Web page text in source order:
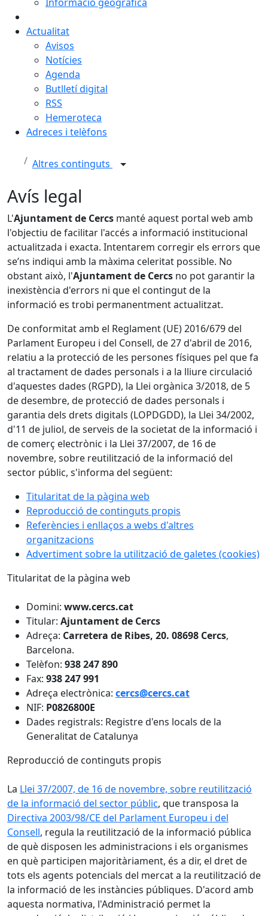
Actualitat
Avisos
Notícies
Agenda
Butlletí digital
RSS
Hemeroteca
Adreces i telèfons
Altres continguts
Avís legal
L'Ajuntament de Cercs manté aquest portal web amb
l'objectiu de facilitar l'accés a informació institucional
actualitzada i exacta. Intentarem corregir els errors que
se’ns indiqui amb la màxima celeritat possible. No
obstant això, l'Ajuntament de Cercs no pot garantir la
inexistència d'errors ni que el contingut de la
informació es trobi permanentment actualitzat.
De conformitat amb el Reglament (UE) 2016/679 del
Parlament Europeu i del Consell, de 27 d'abril de 2016,
relatiu a la protecció de les persones físiques pel que fa
al tractament de dades personals i a la lliure circulació
d'aquestes dades (RGPD), la Llei orgànica 3/2018, de 5
de desembre, de protecció de dades personals i
garantia dels drets digitals (LOPDGDD), la Llei 34/2002,
d'11 de juliol, de serveis de la societat de la informació i
de comerç electrònic i la Llei 37/2007, de 16 de
novembre, sobre reutilització de la informació del
sector públic, s'informa del següent:
Titularitat de la pàgina web
Reproducció de continguts propis
Referències i enllaços a webs d'altres
organitzacions
Advertiment sobre la utilització de galetes (cookies)
Titularitat de la pàgina web
Domini: www.cercs.cat
Titular: Ajuntament de Cercs
Adreça: Carretera de Ribes, 20. 08698 Cercs,
Barcelona.
Telèfon: 938 247 890
Fax: 938 247 991
Adreça electrònica: cercs@cercs.cat
NIF: P0826800E
Dades registrals: Registre d'ens locals de la
Generalitat de Catalunya
Reproducció de continguts propis
La Llei 37/2007, de 16 de novembre, sobre reutilització
de la informació del sector públic, que transposa la
Directiva 2003/98/CE del Parlament Europeu i del
Consell, regula la reutilització de la informació pública
de què disposen les administracions i els organismes
en què participen majoritàriament, és a dir, el dret de
tots els agents potencials del mercat a la reutilització de
la informació de les instàncies públiques. D'acord amb
aquesta normativa, l'Administració permet la